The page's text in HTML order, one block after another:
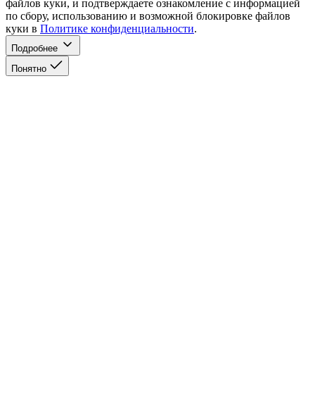
файлов куки, и подтверждаете ознакомление с информацией
по сбору, использованию и возможной блокировке файлов
куки в Политике конфиденциальности.
Подробнее
Понятно